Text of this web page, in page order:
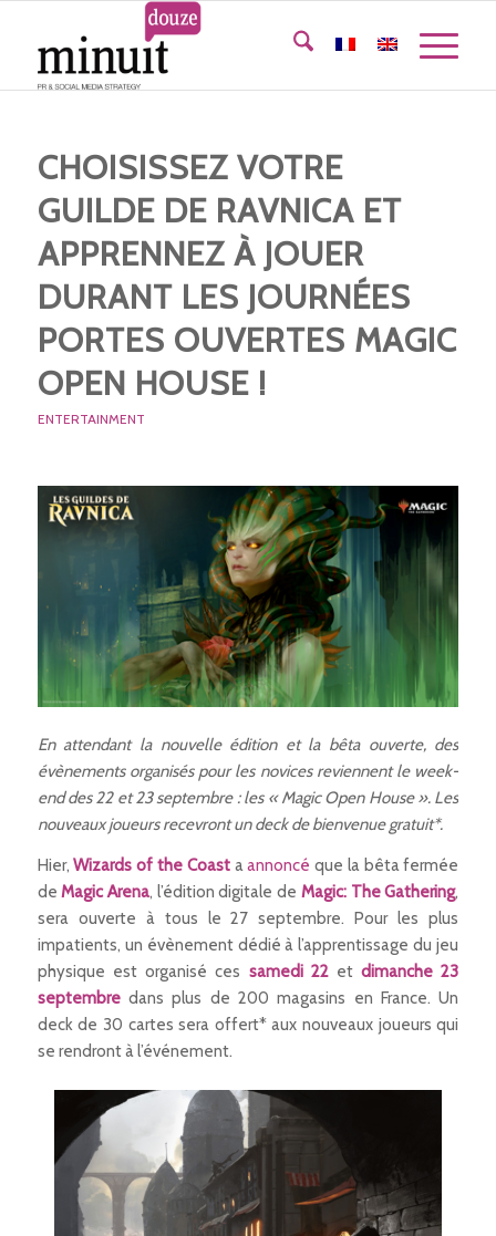
CHOISISSEZ VOTRE
GUILDE DE RAVNICA ET
APPRENNEZ À JOUER
DURANT LES JOURNÉES
PORTES OUVERTES MAGIC
OPEN HOUSE !
ENTERTAINMENT
En attendant la nouvelle édition et la bêta ouverte, des
évènements organisés pour les novices reviennent le week-
end des 22 et 23 septembre : les « Magic Open House ». Les
nouveaux joueurs recevront un deck de bienvenue gratuit*.
Hier, Wizards of the Coast aannoncé que la bêta fermée
de Magic Arena, l’édition digitale de Magic: The Gathering,
sera ouverte à tous le 27 septembre. Pour les plus
impatients, un évènement dédié à l’apprentissage du jeu
physique est organisé ces samedi 22etdimanche 23
septembredans plus de 200 magasins en France. Un
deck de 30 cartes sera offert* aux nouveaux joueurs qui
se rendront à l’événement.